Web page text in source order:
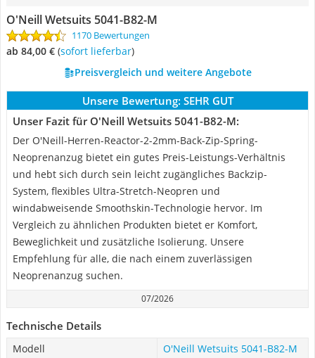
O'Neill Wetsuits 5041-B82-M
1170 Bewertungen
ab 84,00 € ( Sofort lieferbar)
Preisvergleich und weitere Angebote
Unsere Bewertung: SEHR GUT
Unser Fazit für O'Neill Wetsuits 5041-B82-M:
Der O'Neill-Herren-Reactor-2-2mm-Back-Zip-Spring-
Neoprenanzug bietet ein gutes Preis-Leistungs-Verhältnis
und hebt sich durch sein leicht zugängliches Backzip-
System, flexibles Ultra-Stretch-Neopren und
windabweisende Smoothskin-Technologie hervor. Im
Vergleich zu ähnlichen Produkten bietet er Komfort,
Beweglichkeit und zusätzliche Isolierung. Unsere
Empfehlung für alle, die nach einem zuverlässigen
Neoprenanzug suchen.
07/2026
Technische Details
Modell
O'Neill Wetsuits 5041-B82-M